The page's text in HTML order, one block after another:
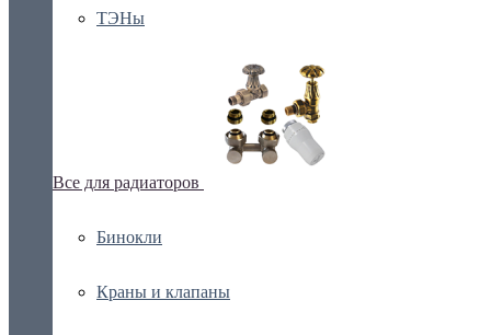
ТЭНы
Все для радиаторов
Бинокли
Краны и клапаны